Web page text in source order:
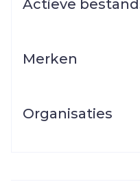
Actieve
Merken
Organisaties